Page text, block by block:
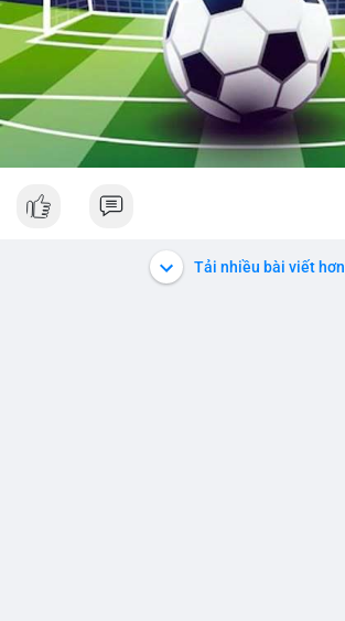
Tải nhiều bài viết hơn